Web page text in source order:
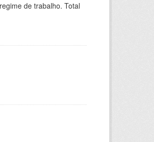
de trabalho. Total